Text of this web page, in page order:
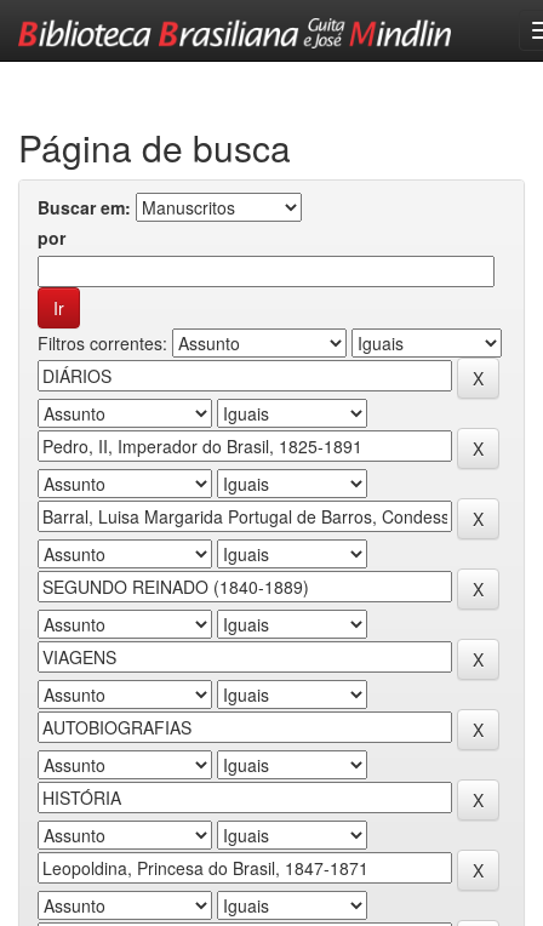
Página de busca
Buscar em:
por
Filtros correntes: